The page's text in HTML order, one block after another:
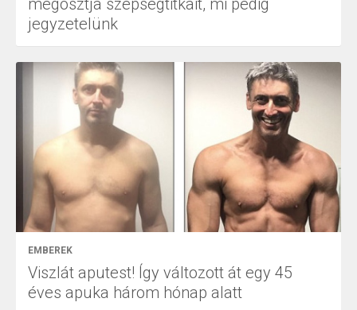
megosztja szépségtitkait, mi pedig
jegyzetelünk
EMBEREK
Viszlát aputest! Így változott át egy 45
éves apuka három hónap alatt